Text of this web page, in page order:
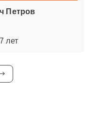
Петров
лет